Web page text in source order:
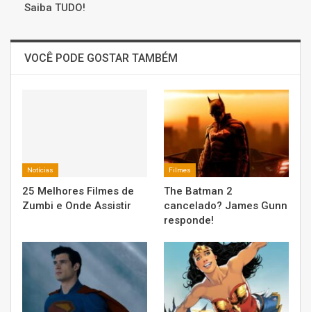
Saiba TUDO!
VOCÊ PODE GOSTAR TAMBÉM
Notícias
25 Melhores Filmes de
Zumbi e Onde Assistir
Filmes
The Batman 2
cancelado? James Gunn
responde!